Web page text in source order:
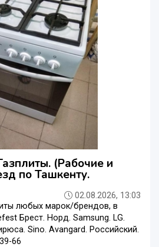
(Рабочие и
по Ташкенту.
02.08.2026, 13:03
любых марок/брендов, в
Брест. Норд. Samsung. LG.
Sino. Avangard. Российский.
66